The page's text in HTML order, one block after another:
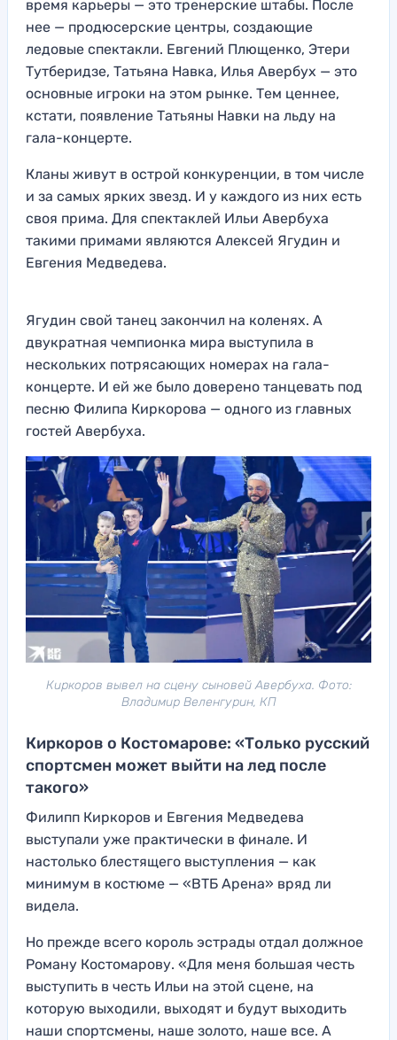
время карьеры — это тренерские штабы. После
нее — продюсерские центры, создающие
ледовые спектакли. Евгений Плющенко, Этери
Тутберидзе, Татьяна Навка, Илья Авербух — это
основные игроки на этом рынке. Тем ценнее,
кстати, появление Татьяны Навки на льду на
гала-концерте.
Кланы живут в острой конкуренции, в том числе
и за самых ярких звезд. И у каждого из них есть
своя прима. Для спектаклей Ильи Авербуха
такими примами являются Алексей Ягудин и
Евгения Медведева.
Ягудин свой танец закончил на коленях. А
двукратная чемпионка мира выступила в
нескольких потрясающих номерах на гала-
концерте. И ей же было доверено танцевать под
песню Филипа Киркорова — одного из главных
гостей Авербуха.
Киркоров вывел на сцену сыновей Авербуха. Фото:
Владимир Веленгурин, КП
Киркоров о Костомарове: «Только русский
спортсмен может выйти на лед после
такого»
Филипп Киркоров и Евгения Медведева
выступали уже практически в финале. И
настолько блестящего выступления — как
минимум в костюме — «ВТБ Арена» вряд ли
видела.
Но прежде всего король эстрады отдал должное
Роману Костомарову. «Для меня большая честь
выступить в честь Ильи на этой сцене, на
которую выходили, выходят и будут выходить
наши спортсмены, наше золото, наше все. А